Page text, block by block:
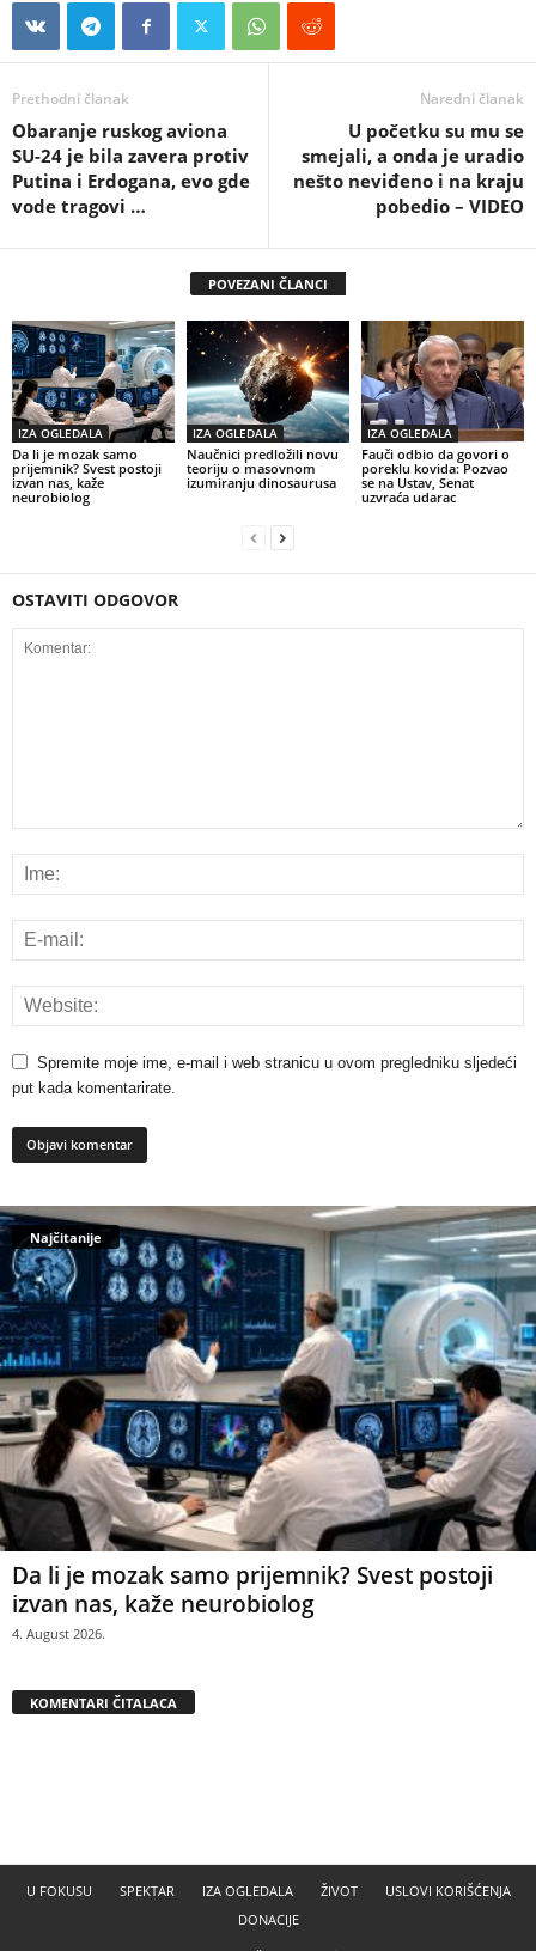
Prethodni članak
Obaranje ruskog aviona
SU-24 je bila zavera protiv
Putina i Erdogana, evo gde
vode tragovi …
Naredni članak
U početku su mu se
smejali, a onda je uradio
nešto neviđeno i na kraju
pobedio – VIDEO
POVEZANI ČLANCI
IZA OGLEDALA
Da li je mozak samo
prijemnik? Svest postoji
izvan nas, kaže
neurobiolog
IZA OGLEDALA
Naučnici predložili novu
teoriju o masovnom
izumiranju dinosaurusa
IZA OGLEDALA
Fauči odbio da govori o
poreklu kovida: Pozvao
se na Ustav, Senat
uzvraća udarac
OSTAVITI ODGOVOR
Spremite moje ime, e-mail i web stranicu u ovom pregledniku sljedeći
put kada komentarirate.
Najčitanije
Da li je mozak samo prijemnik? Svest postoji
izvan nas, kaže neurobiolog
4. August 2026.
KOMENTARI ČITALACA
U FOKUSU SPEKTAR IZA OGLEDALA ŽIVOT
USLOVI KORIŠĆENJA
DONACIJE